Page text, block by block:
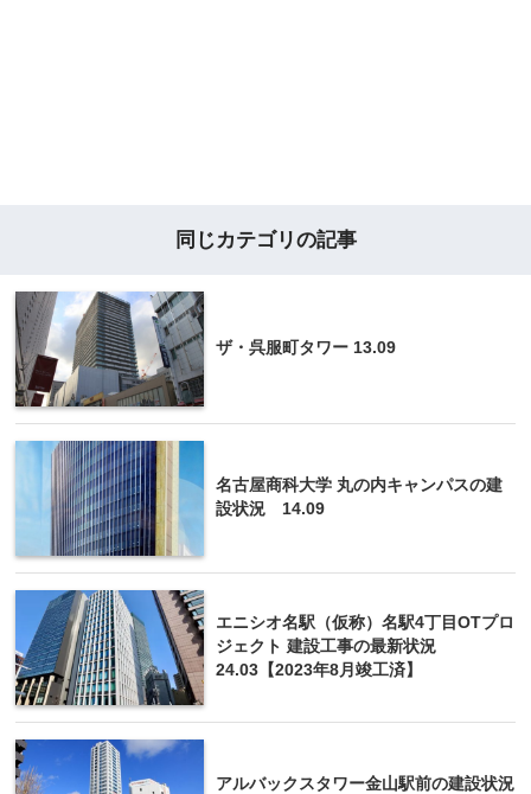
同じカテゴリの記事
ザ・呉服町タワー 13.09
名古屋商科大学 丸の内キャンパスの建
設状況 14.09
エニシオ名駅（仮称）名駅4丁目OTプロ
ジェクト 建設工事の最新状況
24.03【2023年8月竣工済】
アルバックスタワー金山駅前の建設状況